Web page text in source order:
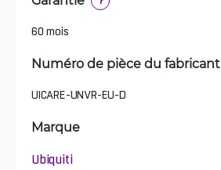
60 mois
Numéro de pièce du fabricant
UICARE-UNVR-EU-D
Marque
Ubiquiti